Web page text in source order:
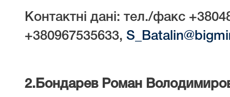
Контактні дані: тел./факс
+380967535633,
2. Бондарев Роман